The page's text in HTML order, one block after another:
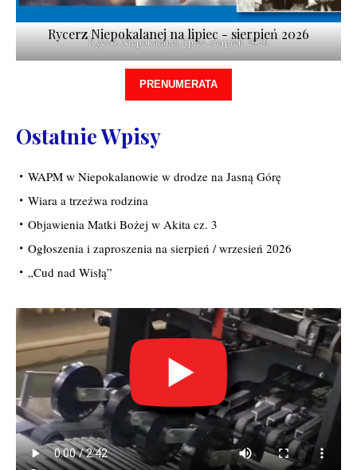
Rycerz Niepokalanej lipiec-sierpień 2026
Rycerz Niepokalanej na lipiec - sierpień 2026
PRENUMERATA
Ostatnie Wpisy
WAPM w Niepokalanowie w drodze na Jasną Górę
Wiara a trzeźwa rodzina
Objawienia Matki Bożej w Akita cz. 3
Ogłoszenia i zaproszenia na sierpień / wrzesień 2026
„Cud nad Wisłą”